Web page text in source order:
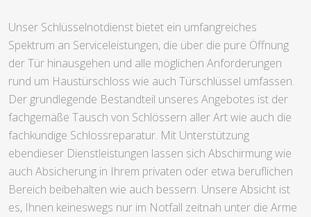
Unser Schlüsselnotdienst bietet ein umfangreiches
Spektrum an Serviceleistungen, die über die pure Öffnung
der Tür hinausgehen und alle möglichen Anforderungen
rund um Haustürschloss wie auch Türschlüssel umfassen.
Der grundlegende Bestandteil unseres Angebotes ist der
fachgemäße Tausch von Schlössern aller Art wie auch die
fachkundige Schlossreparatur. Mit Unterstützung
ebendieser Dienstleistungen lassen sich Abschirmung wie
auch Absicherung in Ihrem privaten oder etwa beruflichen
Bereich beibehalten wie auch bessern. Unsere Absicht ist
es, Ihnen keineswegs nur im Notfall zeitnah unter die Arme